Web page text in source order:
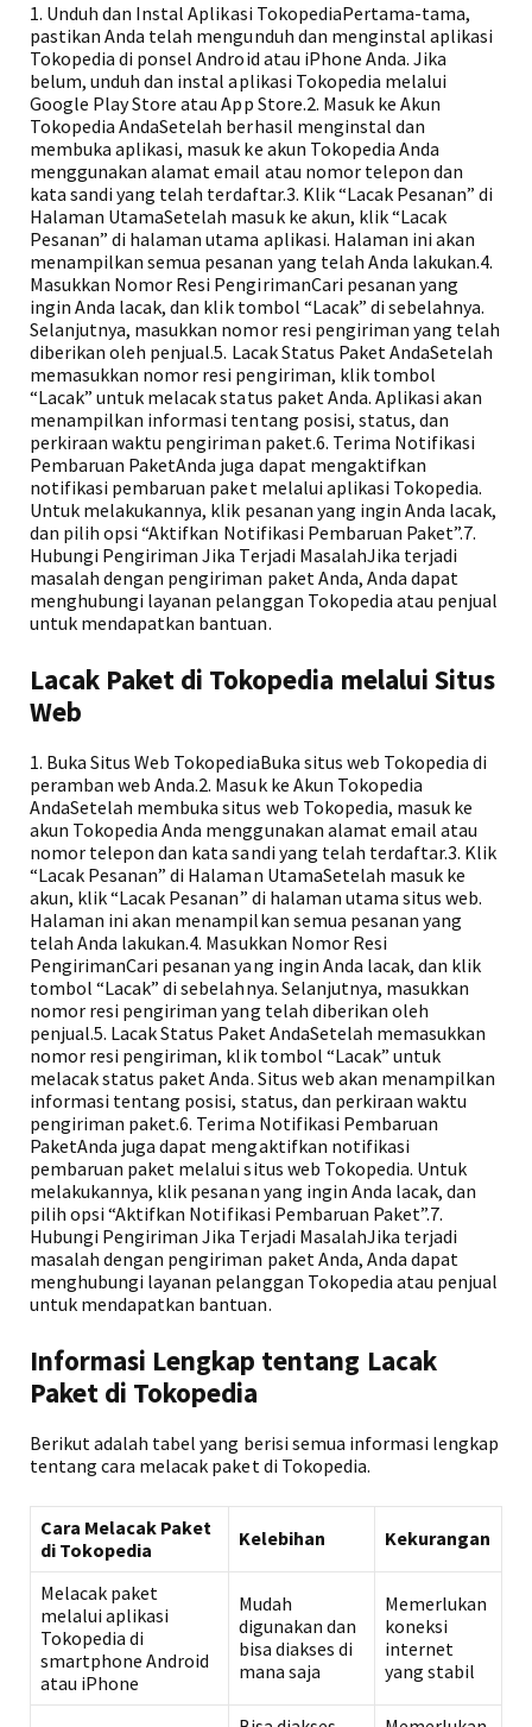
1. Unduh dan Instal Aplikasi TokopediaPertama-tama,
pastikan Anda telah mengunduh dan menginstal aplikasi
Tokopedia di ponsel Android atau iPhone Anda. Jika
belum, unduh dan instal aplikasi Tokopedia melalui
Google Play Store atau App Store.2. Masuk ke Akun
Tokopedia AndaSetelah berhasil menginstal dan
membuka aplikasi, masuk ke akun Tokopedia Anda
menggunakan alamat email atau nomor telepon dan
kata sandi yang telah terdaftar.3. Klik “Lacak Pesanan” di
Halaman UtamaSetelah masuk ke akun, klik “Lacak
Pesanan” di halaman utama aplikasi. Halaman ini akan
menampilkan semua pesanan yang telah Anda lakukan.4.
Masukkan Nomor Resi PengirimanCari pesanan yang
ingin Anda lacak, dan klik tombol “Lacak” di sebelahnya.
Selanjutnya, masukkan nomor resi pengiriman yang telah
diberikan oleh penjual.5. Lacak Status Paket AndaSetelah
memasukkan nomor resi pengiriman, klik tombol
“Lacak” untuk melacak status paket Anda. Aplikasi akan
menampilkan informasi tentang posisi, status, dan
perkiraan waktu pengiriman paket.6. Terima Notifikasi
Pembaruan PaketAnda juga dapat mengaktifkan
notifikasi pembaruan paket melalui aplikasi Tokopedia.
Untuk melakukannya, klik pesanan yang ingin Anda lacak,
dan pilih opsi “Aktifkan Notifikasi Pembaruan Paket”.7.
Hubungi Pengiriman Jika Terjadi MasalahJika terjadi
masalah dengan pengiriman paket Anda, Anda dapat
menghubungi layanan pelanggan Tokopedia atau penjual
untuk mendapatkan bantuan.
Lacak Paket di Tokopedia melalui Situs
Web
1. Buka Situs Web TokopediaBuka situs web Tokopedia di
peramban web Anda.2. Masuk ke Akun Tokopedia
AndaSetelah membuka situs web Tokopedia, masuk ke
akun Tokopedia Anda menggunakan alamat email atau
nomor telepon dan kata sandi yang telah terdaftar.3. Klik
“Lacak Pesanan” di Halaman UtamaSetelah masuk ke
akun, klik “Lacak Pesanan” di halaman utama situs web.
Halaman ini akan menampilkan semua pesanan yang
telah Anda lakukan.4. Masukkan Nomor Resi
PengirimanCari pesanan yang ingin Anda lacak, dan klik
tombol “Lacak” di sebelahnya. Selanjutnya, masukkan
nomor resi pengiriman yang telah diberikan oleh
penjual.5. Lacak Status Paket AndaSetelah memasukkan
nomor resi pengiriman, klik tombol “Lacak” untuk
melacak status paket Anda. Situs web akan menampilkan
informasi tentang posisi, status, dan perkiraan waktu
pengiriman paket.6. Terima Notifikasi Pembaruan
PaketAnda juga dapat mengaktifkan notifikasi
pembaruan paket melalui situs web Tokopedia. Untuk
melakukannya, klik pesanan yang ingin Anda lacak, dan
pilih opsi “Aktifkan Notifikasi Pembaruan Paket”.7.
Hubungi Pengiriman Jika Terjadi MasalahJika terjadi
masalah dengan pengiriman paket Anda, Anda dapat
menghubungi layanan pelanggan Tokopedia atau penjual
untuk mendapatkan bantuan.
Informasi Lengkap tentang Lacak
Paket di Tokopedia
Berikut adalah tabel yang berisi semua informasi lengkap
tentang cara melacak paket di Tokopedia.
Cara Melacak Paket
di Tokopedia
Kelebihan Kekurangan
Melacak paket
melalui aplikasi
Tokopedia di
smartphone Android
atau iPhone
Mudah
digunakan dan
bisa diakses di
mana saja
Memerlukan
koneksi
internet
yang stabil